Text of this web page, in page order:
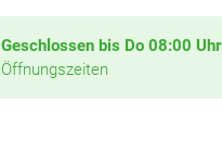
Geschlossen bis Do 08:00 Uhr
Öffnungszeiten